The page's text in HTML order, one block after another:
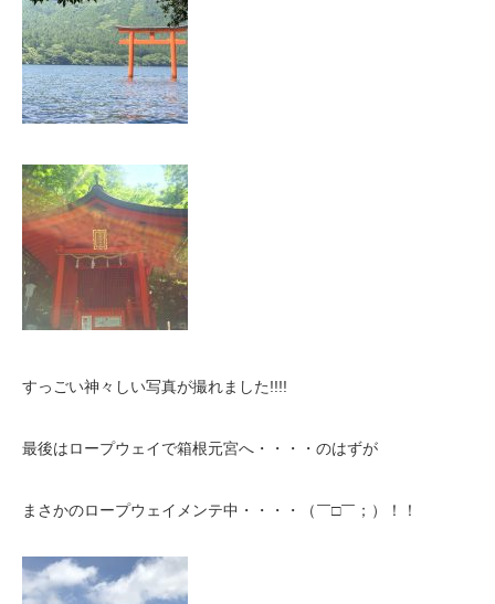
すっごい神々しい写真が撮れました!!!!
最後はロープウェイで箱根元宮へ・・・・のはずが
まさかのロープウェイメンテ中・・・・（￣□￣；）！！